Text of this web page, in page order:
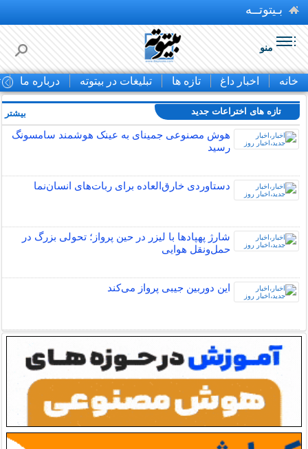
بـیتوتــه
منو
خانه اخبار داغ تازه ها تبلیغات در بیتوته درباره ما
تازه های اختراعات جدید
هوش مصنوعی جمینای به عینک هوشمند سامسونگ
رسید
دستاوردی خارق‌العاده برای ربات‌های انسان‌نما
شارژ پهپادها با لیزر در حین پرواز؛ تحولی بزرگ در
حمل‌ونقل هوایی
این دوربین جیبی پرواز می‌کند
بیشتر